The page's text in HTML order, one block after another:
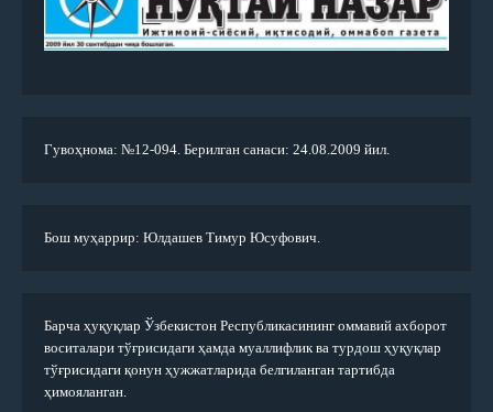
Гувоҳнома: №12-094. Берилган санаси: 24.08.2009 йил.
Бош муҳаррир: Юлдашев Тимур Юсуфович.
Барча ҳуқуқлар Ўзбекистон Республикасининг оммавий ахборот
воситалари тўғрисидаги ҳамда муаллифлик ва турдош ҳуқуқлар
тўғрисидаги қонун ҳужжатларида белгиланган тартибда
ҳимояланган.